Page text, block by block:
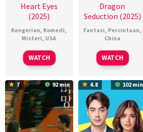
Heart Eyes
(2025)
Kengerian, Komedi,
Misteri, USA
06
Feb
Josh
Ruben
WATCH
Dragon
Seduction (2025)
Fantasi, Percintaan,
China
01
Mar
马
铭
WATCH
7 92 min 4.8 102 min